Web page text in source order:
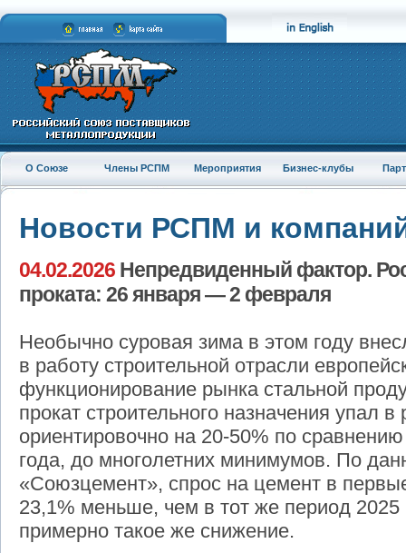
О Союзе Члены РСПМ Мероприятия Бизнес-клубы
Новости РСПМ и
04.02.2026 Непредвиденный фактор.
проката: 26 января — 2 февраля
Необычно суровая зима в этом году
в работу строительной отрасли
функционирование рынка стальной
прокат строительного назначения упал
ориентировочно на 20-50% по
года, до многолетних минимумов. По
«Союзцемент», спрос на цемент в
23,1% меньше, чем в тот же период 2025
примерно такое же снижение.